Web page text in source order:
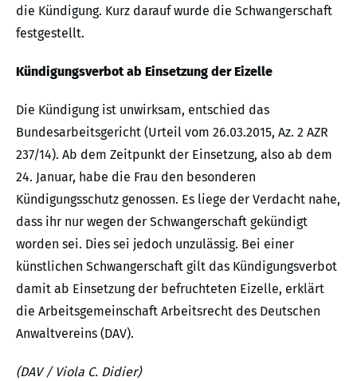
die Kündigung. Kurz darauf wurde die Schwangerschaft
festgestellt.
Kündigungsverbot ab Einsetzung der Eizelle
Die Kündigung ist unwirksam, entschied das
Bundesarbeitsgericht (Urteil vom 26.03.2015, Az. 2 AZR
237/14). Ab dem Zeitpunkt der Einsetzung, also ab dem
24. Januar, habe die Frau den besonderen
Kündigungsschutz genossen. Es liege der Verdacht nahe,
dass ihr nur wegen der Schwangerschaft gekündigt
worden sei. Dies sei jedoch unzulässig. Bei einer
künstlichen Schwangerschaft gilt das Kündigungsverbot
damit ab Einsetzung der befruchteten Eizelle, erklärt
die Arbeitsgemeinschaft Arbeitsrecht des Deutschen
Anwaltvereins (DAV).
(DAV / Viola C. Didier)